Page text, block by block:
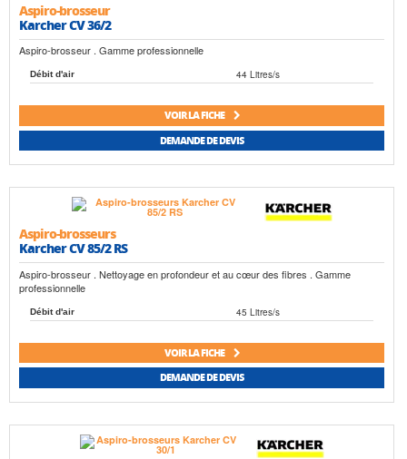
Aspiro-brosseur
Karcher CV 36/2
Aspiro-brosseur . Gamme professionnelle
Débit d'air 44 Litres/s
VOIR LA FICHE
DEMANDE DE DEVIS
Aspiro-brosseurs
Karcher CV 85/2 RS
Aspiro-brosseur . Nettoyage en profondeur et au cœur des fibres . Gamme
professionnelle
Débit d'air 45 Litres/s
VOIR LA FICHE
DEMANDE DE DEVIS